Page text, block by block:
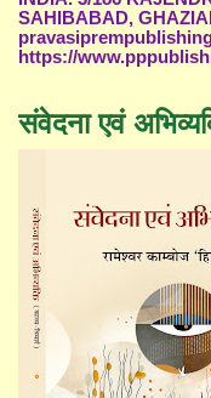
SAHIBABAD,
https://
संवेदना एवं